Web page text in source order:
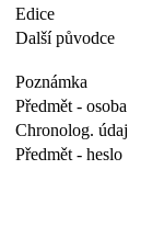
Edice
Další původce
Poznámka
Předmět - osoba
Chronolog. údaj
Předmět - heslo